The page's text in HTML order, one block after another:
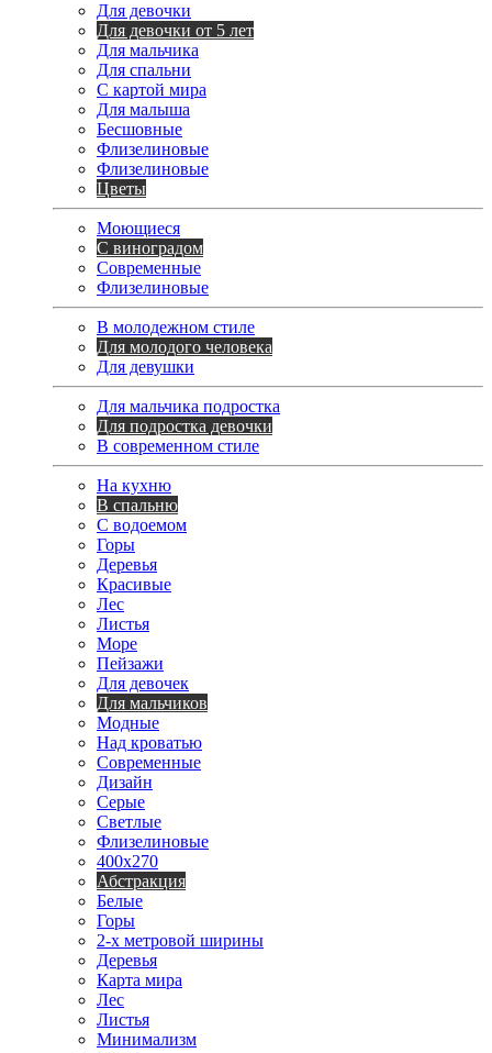
Для девочки
Для девочки от 5 лет
Для мальчика
Для спальни
С картой мира
Для малыша
Бесшовные
Флизелиновые
Флизелиновые
Цветы
Моющиеся
С виноградом
Современные
Флизелиновые
В молодежном стиле
Для молодого человека
Для девушки
Для мальчика подростка
Для подростка девочки
В современном стиле
На кухню
В спальню
С водоемом
Горы
Деревья
Красивые
Лес
Листья
Море
Пейзажи
Для девочек
Для мальчиков
Модные
Над кроватью
Современные
Дизайн
Серые
Светлые
Флизелиновые
400х270
Абстракция
Белые
Горы
2-х метровой ширины
Деревья
Карта мира
Лес
Листья
Минимализм